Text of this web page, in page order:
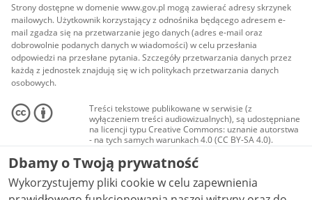
Strony dostępne w domenie www.gov.pl mogą zawierać adresy skrzynek
mailowych. Użytkownik korzystający z odnośnika będącego adresem e-
mail zgadza się na przetwarzanie jego danych (adres e-mail oraz
dobrowolnie podanych danych w wiadomości) w celu przesłania
odpowiedzi na przesłane pytania. Szczegóły przetwarzania danych przez
każdą z jednostek znajdują się w ich politykach przetwarzania danych
osobowych.
Treści tekstowe publikowane w serwisie (z
wyłączeniem treści audiowizualnych), są udostępniane
na licencji typu Creative Commons: uznanie autorstwa
- na tych samych warunkach 4.0 (CC BY-SA 4.0).
Materiały audiowizualne, w tym zdjęcia, materiały
audio i wideo, są udostępniane na licencji typu
Creative Commons: uznanie autorstwa użycie
niekomercyjne - bez utworów zależnych 4.0 (CC BY-
NC-ND 4.0), o ile nie jest to stwierdzone inaczej.
Dbamy o Twoją prywatność
Wykorzystujemy pliki cookie w celu zapewnienia